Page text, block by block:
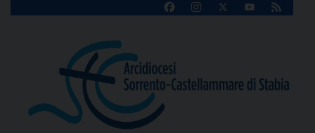
FacebookInstagram
X
YouTube
Feed